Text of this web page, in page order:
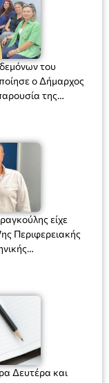
του
ο Δήμαρχος
της
Χαΐτα.
είχε
Περιφερειακής
Λ.Σ. κ. Ιωάννη
Δευτέρα και